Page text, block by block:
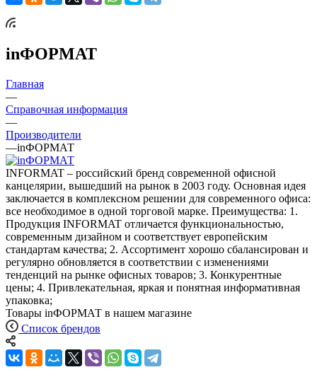
inФОРМАТ
Главная
—
Справочная информация
—
Производители
—inФОРМАТ
INFORMAT – российский бренд современной офисной
канцелярии, вышедший на рынок в 2003 году. Основная идея
заключается в комплексном решении для современного офиса:
все необходимое в одной торговой марке. Преимущества: 1.
Продукция INFORMAT отличается функциональностью,
современным дизайном и соответствует европейским
стандартам качества; 2. Ассортимент хорошо сбалансирован и
регулярно обновляется в соответствии с изменениями
тенденций на рынке офисных товаров; 3. Конкурентные
цены; 4. Привлекательная, яркая и понятная информативная
упаковка;
Товары inФОРМАТ в нашем магазине
Список брендов